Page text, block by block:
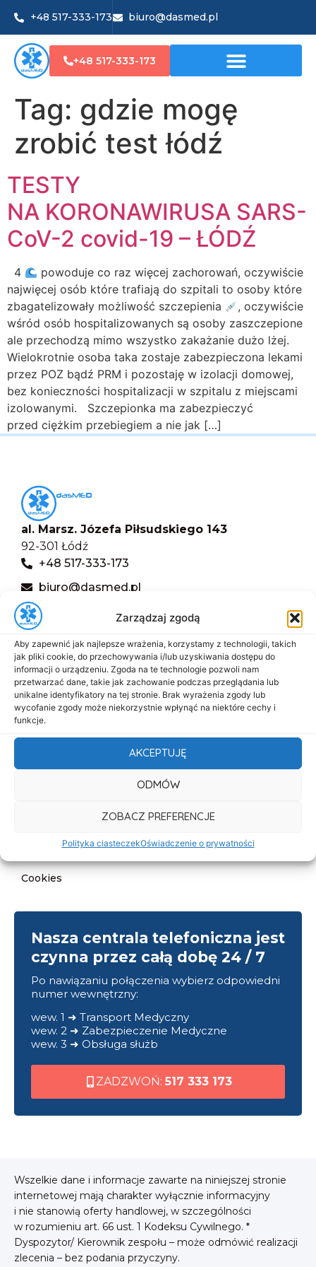
Zarządzaj zgodą
Aby zapewnić jak najlepsze wrażenia, korzystamy z technologii, takich
jak pliki cookie, do przechowywania i/lub uzyskiwania dostępu do
informacji o urządzeniu. Zgoda na te technologie pozwoli nam
przetwarzać dane, takie jak zachowanie podczas przeglądania lub
unikalne identyfikatory na tej stronie. Brak wyrażenia zgody lub
wycofanie zgody może niekorzystnie wpłynąć na niektóre cechy i
funkcje.
AKCEPTUJĘ
ODMÓW
ZOBACZ PREFERENCJE
Polityka ciasteczekOświadczenie o prywatności
+48 517-333-173 biuro@dasmed.pl
+48 517-333-173
Tag: gdzie mogę
zrobić test łódź
TESTY
NA KORONAWIRUSA SARS-
CoV-2 covid-19 – ŁÓDŹ
4
powoduje co raz więcej zachorowań, oczywiście
najwięcej osób które trafiają do szpitali to osoby które
zbagatelizowały możliwość szczepienia
, oczywiście
wśród osób hospitalizowanych są osoby zaszczepione
ale przechodzą mimo wszystko zakażanie dużo lżej.
Wielokrotnie osoba taka zostaje zabezpieczona lekami
przez POZ bądź PRM i pozostaję w izolacji domowej,
bez konieczności hospitalizacji w szpitalu z miejscami
izolowanymi. Szczepionka ma zabezpieczyć
przed ciężkim przebiegiem a nie jak […]
al. Marsz. Józefa Piłsudskiego 143
92-301 Łódź
+48 517-333-173
biuro@dasmed.pl
Menu
O nas
Oferta
Cennik
Cookies
Nasza centrala telefoniczna jest
czynna przez całą dobę 24 / 7
Po nawiązaniu połączenia wybierz odpowiedni
numer wewnętrzny:
wew. 1 ➜ Transport Medyczny
wew. 2 ➜ Zabezpieczenie Medyczne
wew. 3 ➜ Obsługa służb
ZADZWOŃ: 517 333 173
Wszelkie dane i informacje zawarte na niniejszej stronie
internetowej mają charakter wyłącznie informacyjny
i nie stanowią oferty handlowej, w szczególności
w rozumieniu art. 66 ust. 1 Kodeksu Cywilnego. *
Dyspozytor/ Kierownik zespołu – może odmówić realizacji
zlecenia – bez podania przyczyny.